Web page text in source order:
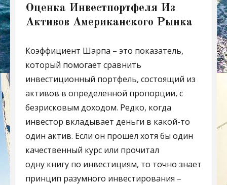
Оценка Инвестпортфеля Из
Активов Американского Рынка
Коэффициент Шарпа – это показатель,
который помогает сравнить
инвестиционный портфель, состоящий из
активов в определенной пропорции, с
безрисковым доходом. Редко, когда
инвестор вкладывает деньги в какой-то
один актив. Если он прошел хотя бы один
качественный курс или прочитал
одну книгу по инвестициям, то точно знает
принцип разумного инвестирования –